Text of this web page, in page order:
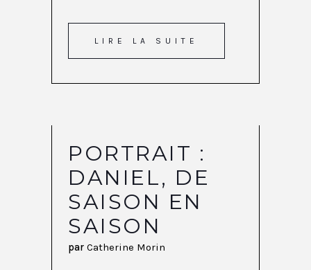
LIRE LA SUITE
PORTRAIT :
DANIEL, DE
SAISON EN
SAISON
par Catherine Morin